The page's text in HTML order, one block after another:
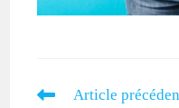
Read
Article